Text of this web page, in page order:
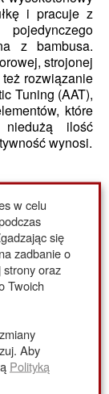
i pracuje z
z bambusa.
strojonej
rozwiązanie
Tuning (AAT),
które
niedużą ilość
wynosi.
w celu
się
zadbanie o
strony oraz
Twoich
Aby
Polityką